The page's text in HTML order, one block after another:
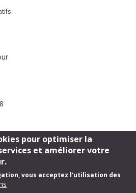
pour optimiser la
et améliorer votre
vous acceptez l'utilisation des